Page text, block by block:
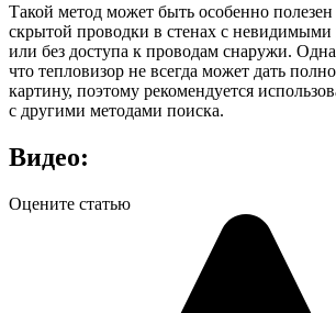
Такой метод может быть особенно
скрытой проводки в стенах с
или без доступа к проводам снаружи.
что тепловизор не всегда может дать
картину, поэтому рекомендуется
с другими методами поиска.
Видео:
Оцените статью